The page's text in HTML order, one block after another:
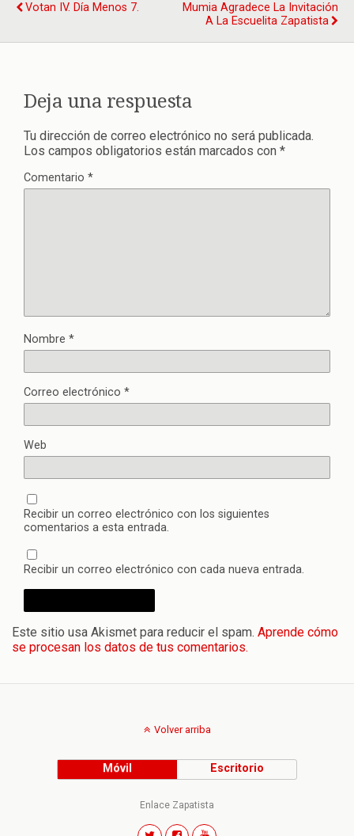
Votan IV. Día Menos 7.
Mumia Agradece La Invitación
A La Escuelita Zapatista
Deja una respuesta
Tu dirección de correo electrónico no será publicada.
Los campos obligatorios están marcados con *
Comentario *
Nombre *
Correo electrónico *
Web
Recibir un correo electrónico con los siguientes
comentarios a esta entrada.
Recibir un correo electrónico con cada nueva entrada.
Este sitio usa Akismet para reducir el spam. Aprende cómo
se procesan los datos de tus comentarios.
Volver arriba
Móvil Escritorio
Enlace Zapatista